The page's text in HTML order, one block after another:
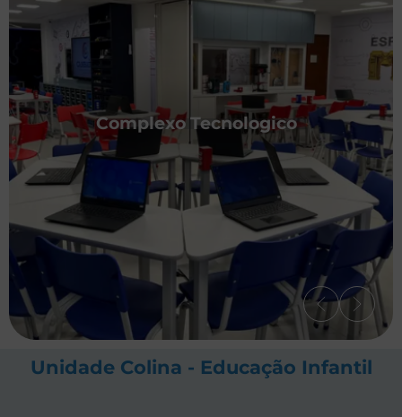
Complexo Tecnologico
Unidade Colina - Educação Infantil